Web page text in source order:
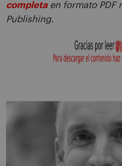
completaen formato PDF
Publishing.